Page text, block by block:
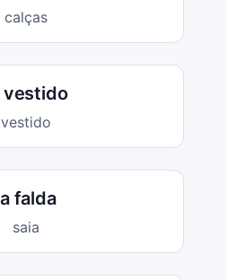
calças
vestido
vestido
falda
saia